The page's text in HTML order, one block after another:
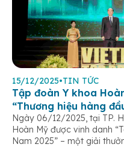
15/12/2025•TIN TỨC
Tập đoàn Y khoa
“Thương hiệu hàng
Ngày 06/12/2025, tại TP.
Hoàn Mỹ được vinh danh
Nam 2025” – một giải